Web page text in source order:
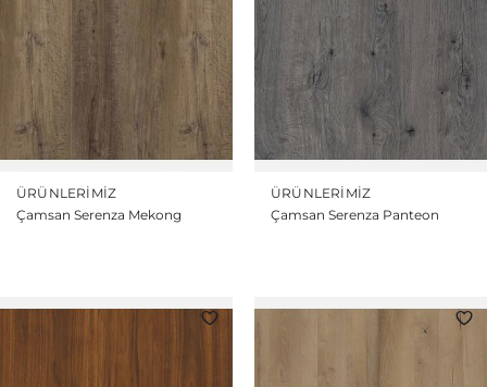
ÜRÜNLERIMIZ
Çamsan Serenza Mekong
ÜRÜNLERIMIZ
Çamsan Serenza Panteon